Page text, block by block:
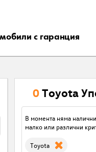
с гаранция
0Toyota
В момента няма
малко или различни
Toyota